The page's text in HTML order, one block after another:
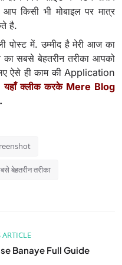
किसी भी मोबाइल पर मात्र
है.
पोस्ट में. उम्मीद है मेरी आज का
सबसे बेहतरीन तरीका आपको
ऐसे ही काम की Application
यहाँ क्लीक करके Mere Blog
बेहतरीन तरीका
ARTICLE
Banaye Full Guide